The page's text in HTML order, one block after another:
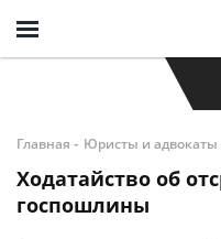
Главная - Юристы и адвокаты
Ходатайство об
госпошлины